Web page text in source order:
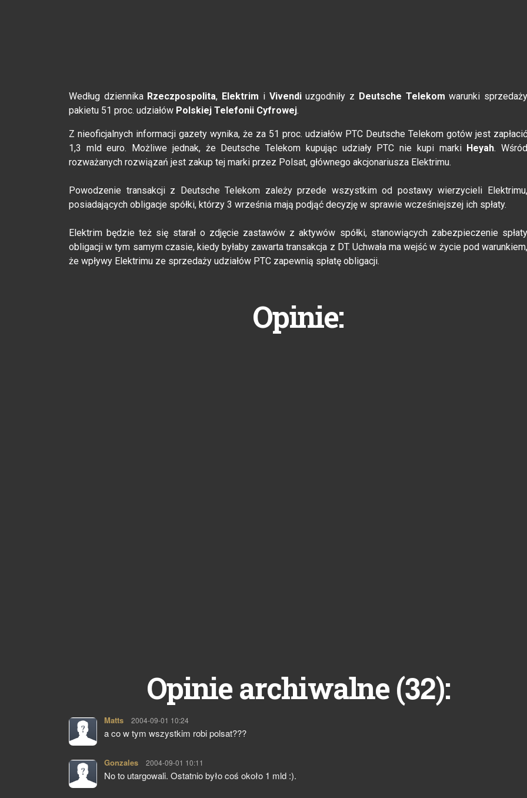
Według dziennika Rzeczpospolita, Elektrim i Vivendiuzgodniły z Deutsche Telekom warunki
pakietu 51 proc. udziałów Polskiej Telefonii Cyfrowej.
Z nieoficjalnych informacji gazety wynika, że za 51 proc. udziałów PTC Deutsche Telekom gotów jest zapłacić
1,3 mld euro. Możliwe jednak, że Deutsche Telekom kupując udziały PTC nie kupi marki Heyah.
rozważanych rozwiązań jest zakup tej marki przez Polsat, głównego akcjonariusza Elektrimu.
Powodzenie transakcji z Deutsche Telekom zależy przede wszystkim od postawy wierzycieli Elektrimu,
posiadających obligacje spółki, którzy 3 września mają podjąć decyzję w sprawie wcześniejszej ich spłaty.
Elektrim będzie też się starał o zdjęcie zastawów z aktywów spółki, stanowiących zabezpieczenie spłaty
obligacji w tym samym czasie, kiedy byłaby zawarta transakcja z DT. Uchwała ma wejść w życie pod warunkiem,
że wpływy Elektrimu ze sprzedaży udziałów PTC zapewnią spłatę obligacji.
Opinie:
Opinie archiwalne (32):
Matts pisze:
2004-09-01 10:24
a co w tym wszystkim robi polsat???
Gonzales pisze:
2004-09-01 10:11
No to utargowali. Ostatnio było coś około 1 mld :).